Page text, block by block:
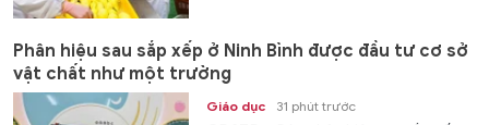
Phân hiệu sau sắp xếp ở Ninh Bình được đầu tư cơ sở
vật chất như một trường
Giáo dục 31 phút trước